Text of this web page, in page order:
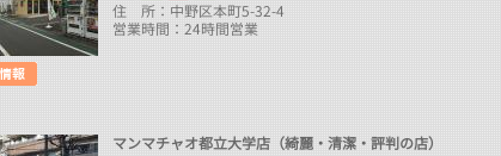
住 所：中野区本町5-32-4
営業時間：24時間営業
マンマチャオ都立大学店（綺麗・清潔・評判の店）